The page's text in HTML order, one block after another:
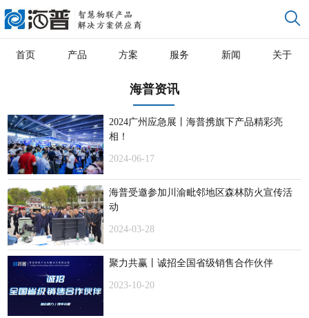
首页 产品 方案 服务 新闻 关于
海普资讯
2024广州应急展丨海普携旗下产品精彩亮
相！
2024-06-17
海普受邀参加川渝毗邻地区森林防火宣传活
动
2024-03-28
聚力共赢丨诚招全国省级销售合作伙伴
2023-10-20